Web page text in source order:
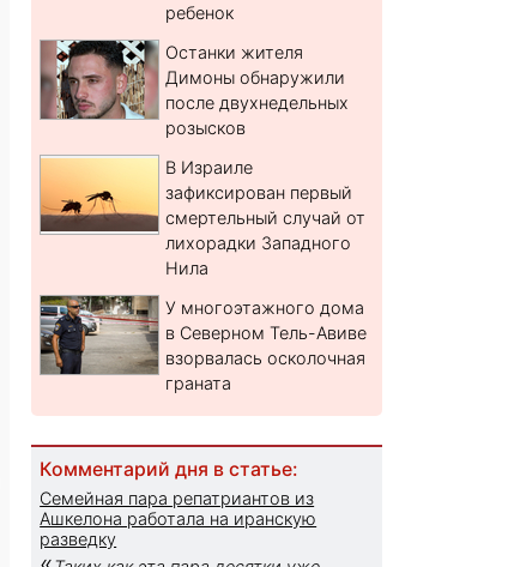
ребенок
Останки жителя
Димоны обнаружили
после двухнедельных
розысков
В Израиле
зафиксирован первый
смертельный случай от
лихорадки Западного
Нила
У многоэтажного дома
в Северном Тель-Авиве
взорвалась осколочная
граната
Комментарий дня в статье:
Семейная пара репатриантов из
Ашкелона работала на иранскую
разведку